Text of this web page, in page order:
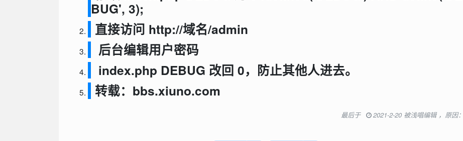
BUG', 3);
直接访问 http://域名/admin
后台编辑用户密码
index.php DEBUG 改回 0，防止其他人进去。
转载：bbs.xiuno.com
最后于 2021-2-20 被浅唱编辑 ，原因：